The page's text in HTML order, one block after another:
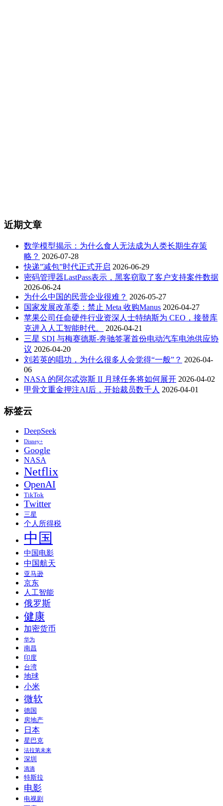
近期文章
数学模型揭示：为什么食人无法成为人类长期生存策
略？ 2026-07-28
快递”减包”时代正式开启 2026-06-29
密码管理器LastPass表示，黑客窃取了客户支持案件数据
2026-06-24
为什么中国的民营企业很难？ 2026-05-27
国家发展改革委：禁止 Meta 收购Manus 2026-04-27
苹果公司任命硬件行业资深人士特纳斯为 CEO，接替库
克进入人工智能时代。
2026-04-21
三星 SDI 与梅赛德斯-奔驰签署首份电动汽车电池供应协
议 2026-04-20
刘若英的唱功，为什么很多人会觉得“一般”？ 2026-04-
06
NASA 的阿尔忒弥斯 II 月球任务将如何展开 2026-04-02
甲骨文重金押注AI后，开始裁员数千人 2026-04-01
标签云
DeepSeek
Disney+
Google
NASA
Netflix
OpenAI
TikTok
Twitter
三星
个人所得税
中国
中国电影
中国航天
亚马逊
京东
人工智能
俄罗斯
健康
加密货币
华为
南昌
印度
台湾
地球
小米
微软
德国
房地产
日本
星巴克
法拉第未来
深圳
滴滴
特斯拉
电影
电视剧